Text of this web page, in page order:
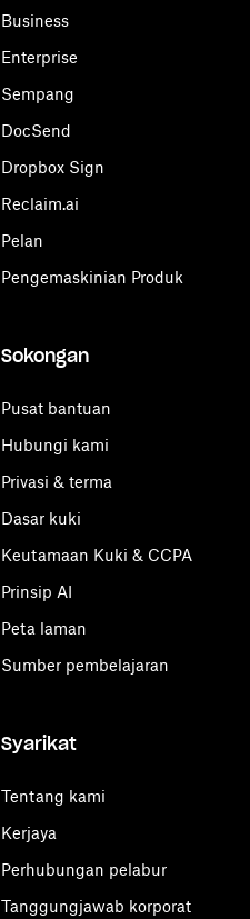
Business
Enterprise
Sempang
DocSend
Dropbox Sign
Reclaim.ai
Pelan
Pengemaskinian Produk
Sokongan
Pusat bantuan
Hubungi kami
Privasi & terma
Dasar kuki
Keutamaan Kuki & CCPA
Prinsip AI
Peta laman
Sumber pembelajaran
Syarikat
Tentang kami
Kerjaya
Perhubungan pelabur
Tanggungjawab korporat